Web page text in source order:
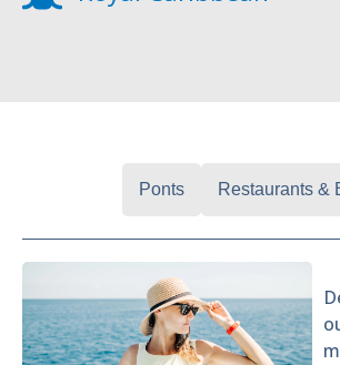
Ponts Restaurants &